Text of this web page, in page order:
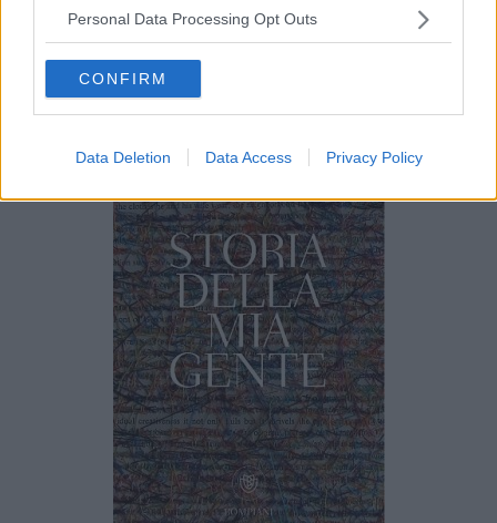
Personal Data Processing Opt Outs
CONFIRM
Data Deletion Data Access Privacy Policy
_______________
Storia della mia gente